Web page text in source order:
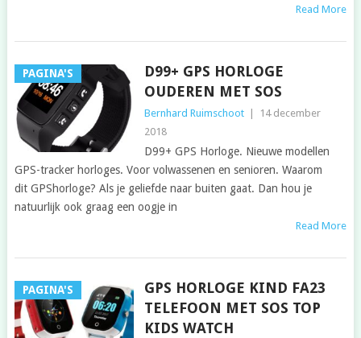
Read More
PAGINA'S
D99+ GPS HORLOGE
OUDEREN MET SOS
Bernhard Ruimschoot
14 december
2018
D99+ GPS Horloge. Nieuwe modellen
GPS-tracker horloges. Voor volwassenen en senioren. Waarom
dit GPShorloge? Als je geliefde naar buiten gaat. Dan hou je
natuurlijk ook graag een oogje in
Read More
PAGINA'S
GPS HORLOGE KIND FA23
TELEFOON MET SOS TOP
KIDS WATCH